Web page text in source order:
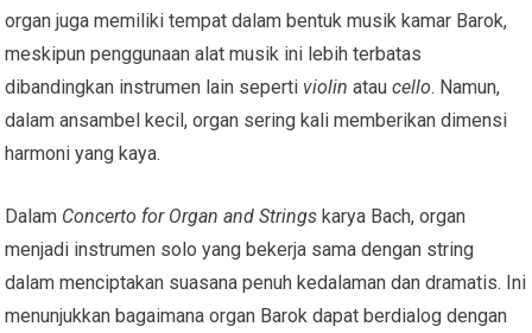
organ juga memiliki tempat dalam bentuk musik kamar Barok,
meskipun penggunaan alat musik ini lebih terbatas
dibandingkan instrumen lain seperti violin ataucello. Namun,
dalam ansambel kecil, organ sering kali memberikan dimensi
harmoni yang kaya.
Dalam Concerto for Organ and Strings karya Bach, organ
menjadi instrumen solo yang bekerja sama dengan string
dalam menciptakan suasana penuh kedalaman dan dramatis. Ini
menunjukkan bagaimana organ Barok dapat berdialog dengan